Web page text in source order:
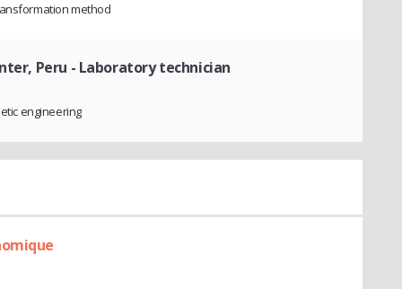
method
Peru - Laboratory technician
engineering